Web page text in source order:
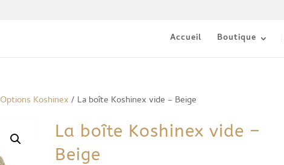
Accueil Boutique
Options Koshinex / La boîte Koshinex vide – Beige
La boîte Koshinex vide –
Beige